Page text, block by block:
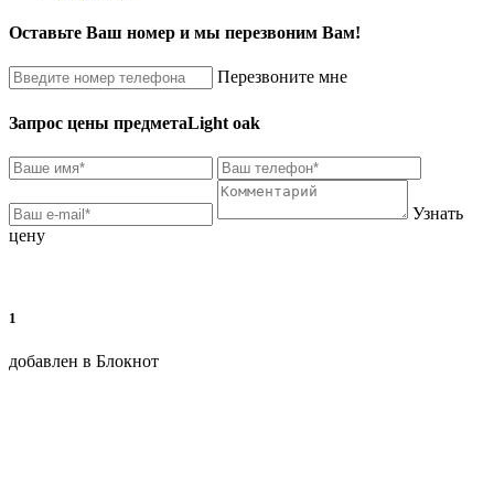
Оставьте Ваш номер и мы перезвоним Вам!
Перезвоните мне
Запрос цены предметаLight oak
Узнать
цену
1
добавлен в Блокнот